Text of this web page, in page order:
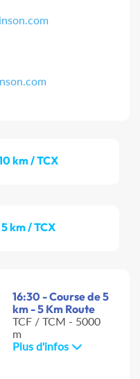
km / TCX
km / TCX
16:30 - Course de 5
km - 5 Km Route
TCF / TCM - 5000
m
Plus d'infos